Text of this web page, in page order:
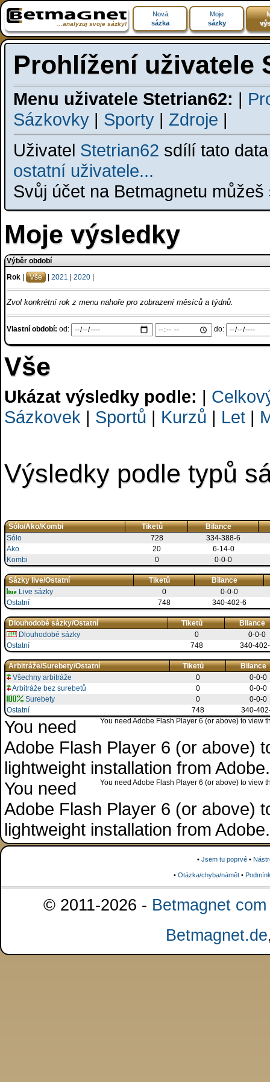
...analyzuj svoje sázky!
Nová
sázka
Moje
sázky
Prohlížení uživatele
Menu uživatele Stetrian62: |
Sázkovky | Sporty | Zdroje |
Uživatel Stetrian62 sdílí tato
ostatní uživatele...
Svůj účet na Betmagnetu
Moje výsledky
Výběr období
Rok
Vše 2021 2020
Zvol konkrétní rok z menu nahoře pro zobrazení měsíců a týdnů.
Vlastní období: od: do:
Vše
Ukázat výsledky podle: |
Sázkovek | Sportů | Kurzů | Let |
Výsledky podle typů
Sólo/Ako/Kombi Tiketů
Bilance
Sólo
728
334-388-6
Ako
20
6-14-0
Kombi
0 0-0-0
Sázky live/Ostatní Tiketů
Bilance
Live sázky
0
0-0-0
Ostatní
748 340-402-6
Dlouhodobé sázky/Ostatní Tiketů
Bilance
Dlouhodobé sázky
0
0-0-0
Ostatní
748 340-
Arbitráže/Surebety/Ostatní Tiketů
Bilance
Všechny arbitráže
0
0-0-0
Arbitráže bez surebetů
0
0-0-0
Surebety
0
0-0-0
Ostatní
748
340-
You need Adobe Flash Player 6 (or above) to view
You need
Adobe Flash Player 6 (or above)
lightweight installation from
You need Adobe Flash Player 6 (or above) to view
You need
Adobe Flash Player 6 (or above)
lightweight installation from
• Jsem tu poprvé •
• Otázka/chyba/námět•
© 2011-2026 - Betmagnet
Betmagnet.de